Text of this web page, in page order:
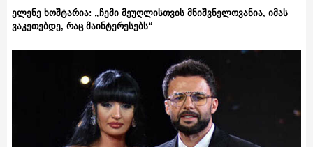
ელენე ხოშტარია: „ჩემი მეუღლისთვის მნიშვნელოვანია, იმას
ვაკეთებდე, რაც მაინტერესებს“